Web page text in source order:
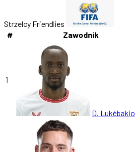
Strzelcy Friendlies
#
Zawodnik
1
D. Lukébakio